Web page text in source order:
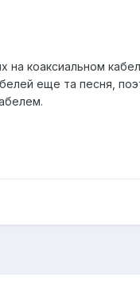
коаксиальном
еще та песня,